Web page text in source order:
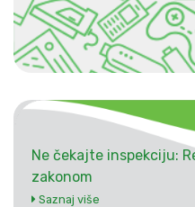
Ne čekajte inspekciju:
zakonom
Saznaj više